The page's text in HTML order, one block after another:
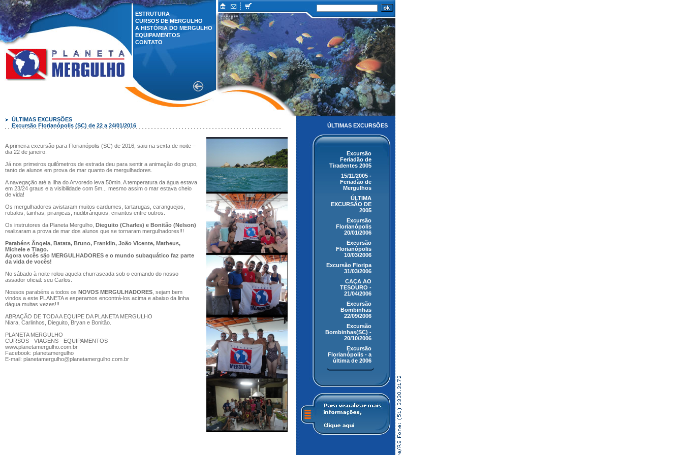
ESTRUTURA
CURSOS DE MERGULHO
A HISTÓRIA DO MERGULHO
EQUIPAMENTOS
CONTATO
ÚLTIMAS EXCURSÕES
Excursão Florianópolis (SC) de 22 a 24/01/2016
A primeira excursão para Florianópolis (SC) de 2016, saiu na sexta de noite –
dia 22 de janeiro.
Já nos primeiros quilômetros de estrada deu para sentir a animação do grupo,
tanto de alunos em prova de mar quanto de mergulhadores.
A navegação até a Ilha do Arvoredo leva 50min. A temperatura da água estava
em 23/24 graus e a visibilidade com 5m... mesmo assim o mar estava cheio
de vida!
Os mergulhadores avistaram muitos cardumes, tartarugas, caranguejos,
robalos, tainhas, piranjicas, nudibrânquios, ciriantos entre outros.
Os instrutores da Planeta Mergulho, Dieguito (Charles) e Bonitão (Nelson)
realizaram a prova de mar dos alunos que se tornaram mergulhadores!!!
Parabéns Ângela, Batata, Bruno, Franklin, João Vicente, Matheus,
Michele e Tiago.
Agora vocês são MERGULHADORES e o mundo subaquático faz parte
da vida de vocês!
No sábado à noite rolou aquela churrascada sob o comando do nosso
assador oficial: seu Carlos.
Nossos parabéns a todos os NOVOS MERGULHADORES , sejam bem
vindos a este PLANETA e esperamos encontrá-los acima e abaixo da linha
dágua muitas vezes!!!
ABRAÇÃO DE TODA A EQUIPE DA PLANETA MERGULHO
Niara, Carlinhos, Dieguito, Bryan e Bonitão.
PLANETA MERGULHO
CURSOS - VIAGENS - EQUIPAMENTOS
www.planetamergulho.com.br
Facebook: planetamergulho
E-mail: planetamergulho@planetamergulho.com.br
ÚLTIMAS EXCURSÕES
Excursão
Feriadão de
Tiradentes 2005
15/11/2005 -
Feriadão de
Mergulhos
ÚLTIMA
EXCURSÃO DE
2005
Excursão
Florianópolis
20/01/2006
Excursão
Florianópolis
10/03/2006
Excursão Floripa
31/03/2006
CAÇA AO
TESOURO -
21/04/2006
Excursão
Bombinhas
22/09/2006
Excursão
Bombinhas(SC) -
20/10/2006
Excursão
Florianópolis - a
última de 2006